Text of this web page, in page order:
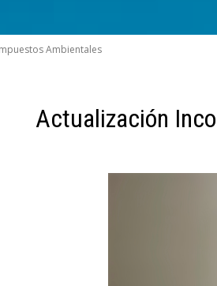
Ambientales
Actualización